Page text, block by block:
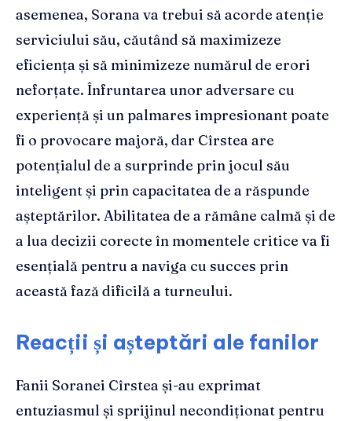
asemenea, Sorana va trebui să acorde atenție
serviciului său, căutând să maximizeze
eficiența și să minimizeze numărul de erori
neforțate. Înfruntarea unor adversare cu
experiență și un palmares impresionant poate
fi o provocare majoră, dar Cîrstea are
potențialul de a surprinde prin jocul său
inteligent și prin capacitatea de a răspunde
așteptărilor. Abilitatea de a rămâne calmă și de
a lua decizii corecte în momentele critice va fi
esențială pentru a naviga cu succes prin
această fază dificilă a turneului.
Reacții și așteptări ale fanilor
Fanii Soranei Cîrstea și-au exprimat
entuziasmul și sprijinul necondiționat pentru